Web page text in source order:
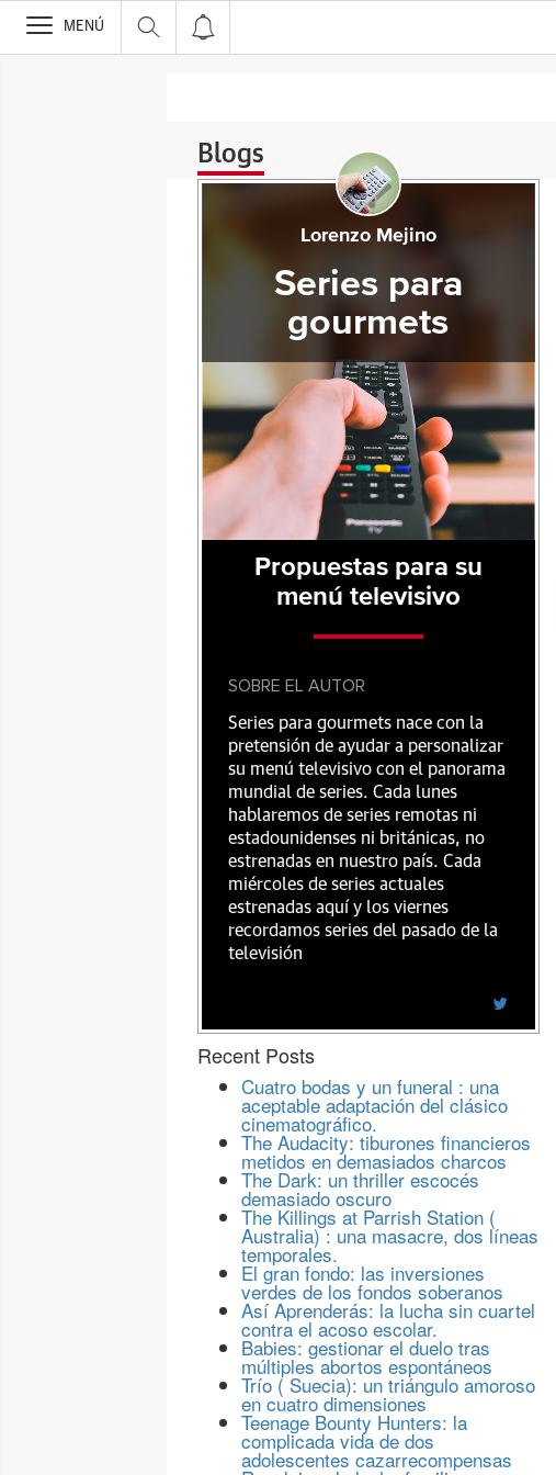
>
MENÚ
Blogs
Lorenzo Mejino
Series para
gourmets
Propuestas para su
menú televisivo
SOBRE EL AUTOR
Series para gourmets nace con la
pretensión de ayudar a personalizar
su menú televisivo con el panorama
mundial de series. Cada lunes
hablaremos de series remotas ni
estadounidenses ni británicas, no
estrenadas en nuestro país. Cada
miércoles de series actuales
estrenadas aquí y los viernes
recordamos series del pasado de la
televisión
Recent Posts
Cuatro bodas y un funeral : una
aceptable adaptación del clásico
cinematográfico.
The Audacity: tiburones financieros
metidos en demasiados charcos
The Dark: un thriller escocés
demasiado oscuro
The Killings at Parrish Station (
Australia) : una masacre, dos líneas
temporales.
El gran fondo: las inversiones
verdes de los fondos soberanos
Así Aprenderás: la lucha sin cuartel
contra el acoso escolar.
Babies: gestionar el duelo tras
múltiples abortos espontáneos
Trío ( Suecia): un triángulo amoroso
en cuatro dimensiones
Teenage Bounty Hunters: la
complicada vida de dos
adolescentes cazarrecompensas